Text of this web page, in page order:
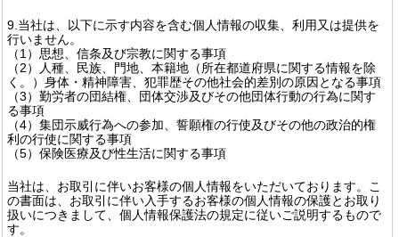
9.当社は、以下に示す内容を含む個人情報の収集、利用又は提供を
行いません。
（1）思想、信条及び宗教に関する事項
（2）人種、民族、門地、本籍地（所在都道府県に関する情報を除
く。）身体・精神障害、犯罪歴その他社会的差別の原因となる事項
（3）勤労者の団結権、団体交渉及びその他団体行動の行為に関す
る事項
（4）集団示威行為への参加、誓願権の行使及びその他の政治的権
利の行使に関する事項
（5）保険医療及び性生活に関する事項
当社は、お取引に伴いお客様の個人情報をいただいております。こ
の書面は、お取引に伴い入手するお客様の個人情報の保護とお取り
扱いにつきまして、個人情報保護法の規定に従いご説明するもので
す。